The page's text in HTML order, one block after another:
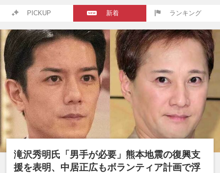
PICKUP 新着 ランキング
滝沢秀明氏「男手が必要」熊本地震の復興支
援を表明、中居正広もボランティア計画で浮